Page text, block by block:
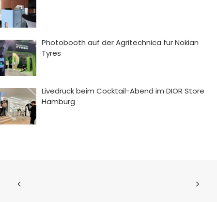
Photobooth auf der Agritechnica für Nokian
Tyres
Livedruck beim Cocktail-Abend im DIOR Store
Hamburg